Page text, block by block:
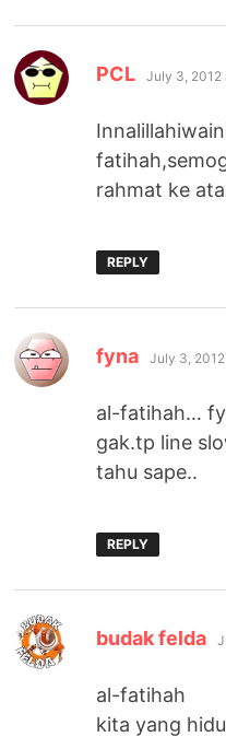
PCL says:
July 3, 2012
rahmat ke
REPLY
fyna says:
July 3,
al-fatihah…
gak.tp line
tahu sape..
REPLY
budak felda
al-fatihah
kita yang